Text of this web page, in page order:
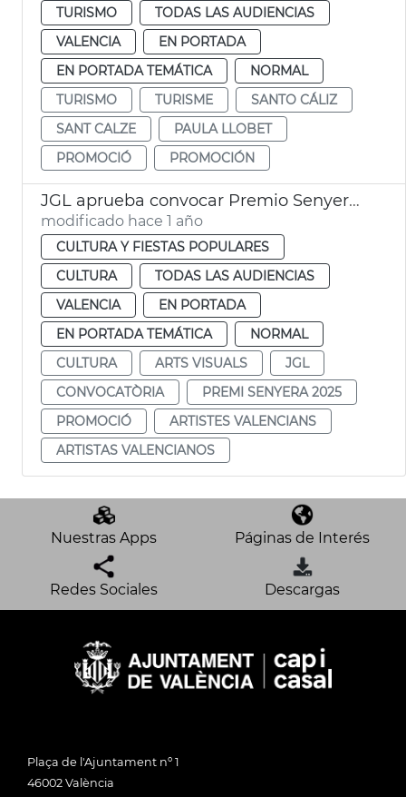
TURISMO
TODAS LAS AUDIENCIAS
VALENCIA
EN PORTADA
EN PORTADA TEMÁTICA
NORMAL
TURISMO
TURISME
SANTO CÁLIZ
SANT CALZE
PAULA LLOBET
PROMOCIÓ
PROMOCIÓN
JGL aprueba convocar Premio Senyera Arts Visuals 2025
modificado hace 1 año
CULTURA Y FIESTAS POPULARES
CULTURA
TODAS LAS AUDIENCIAS
VALENCIA
EN PORTADA
EN PORTADA TEMÁTICA
NORMAL
CULTURA
ARTS VISUALS
JGL
CONVOCATÒRIA
PREMI SENYERA 2025
PROMOCIÓ
ARTISTES VALENCIANS
ARTISTAS VALENCIANOS
Nuestras Apps Páginas de Interés
Redes Sociales Descargas
Plaça de l'Ajuntament nº 1
46002 València